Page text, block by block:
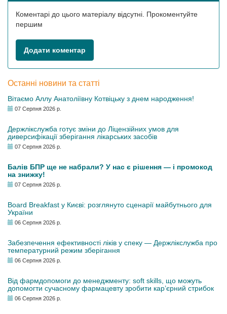
Коментарі до цього матеріалу відсутні. Прокоментуйте
першим
Додати коментар
Останні новини та статті
Вітаємо Аллу Анатоліївну Котвіцьку з днем народження!
07 Серпня 2026 р.
Держлікслужба готує зміни до Ліцензійних умов для
диверсифікації зберігання лікарських засобів
07 Серпня 2026 р.
Балів БПР ще не набрали? У нас є рішення — і промокод
на знижку!
07 Серпня 2026 р.
Board Breakfast у Києві: розглянуто сценарії майбутнього для
України
06 Серпня 2026 р.
Забезпечення ефективності ліків у спеку — Держлікслужба про
температурний режим зберігання
06 Серпня 2026 р.
Від фармдопомоги до менеджменту: soft skills, що можуть
допомогти сучасному фармацевту зробити кар’єрний стрибок
06 Серпня 2026 р.